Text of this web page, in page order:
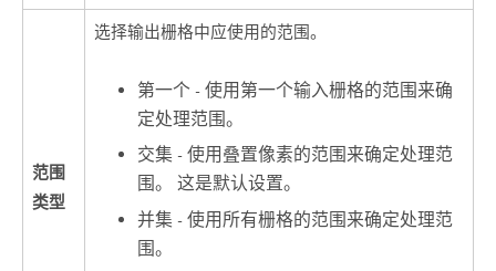
范围
类型
选择输出栅格中应使用的范围。
第一个 - 使用第一个输入栅格的范围来确
定处理范围。
交集 - 使用叠置像素的范围来确定处理范
围。 这是默认设置。
并集 - 使用所有栅格的范围来确定处理范
围。